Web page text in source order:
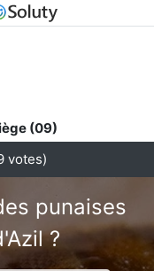
(09)
votes)
punaises
?